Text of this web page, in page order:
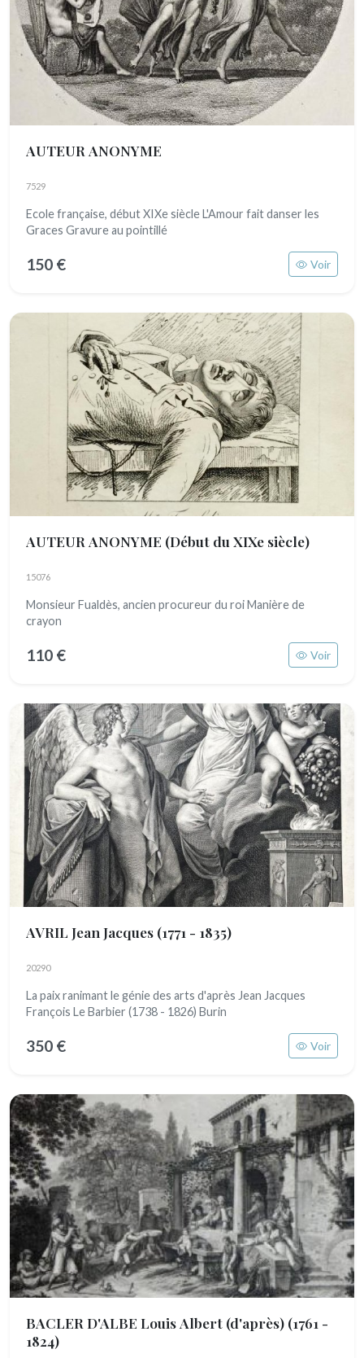
AUTEUR ANONYME
7529
Ecole française, début XIXe siècle L'Amour fait danser les
Graces Gravure au pointillé
150 € Voir
AUTEUR ANONYME (Début du XIXe siècle)
15076
Monsieur Fualdès, ancien procureur du roi Manière de
crayon
110 € Voir
AVRIL Jean Jacques (1771 - 1835)
20290
La paix ranimant le génie des arts d'après Jean Jacques
François Le Barbier (1738 - 1826) Burin
350 € Voir
BACLER D'ALBE Louis Albert (d'après) (1761 -
1824)